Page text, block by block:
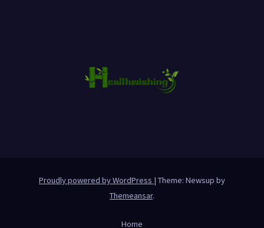
Proudly powered by WordPress | Theme: Newsup by
Themeansar.
Home